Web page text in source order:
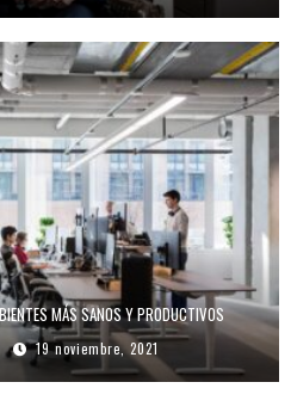
MÁS SANOS Y PRODUCTIVOS
19 noviembre, 2021